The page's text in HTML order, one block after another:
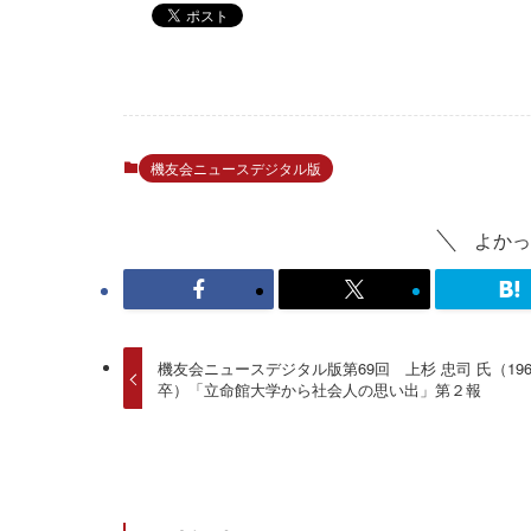
機友会ニュースデジタル版
よか
機友会ニュースデジタル版第69回 上杉 忠司 氏（
卒）「立命館大学から社会人の思い出」第２報